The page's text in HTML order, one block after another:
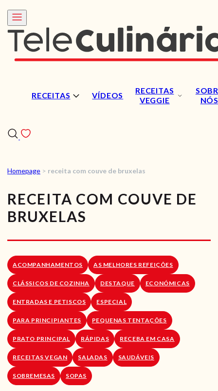
RECEITAS VÍDEOS
RECEITAS
VEGGIE
NÓS
RECEITAS
VÍDEOS
RECEITAS VEGGIE
LOJA ONLINE
BLOG
Homepage > receita com couve de bruxelas
RECEITA COM COUVE DE
BRUXELAS
ACOMPANHAMENTOS AS MELHORES REFEIÇÕES
CLÁSSICOS DE COZINHA DESTAQUE ECONÓMICAS
ENTRADAS E PETISCOS ESPECIAL
PARA PRINCIPIANTES PEQUENAS TENTAÇÕES
PRATO PRINCIPAL RÁPIDAS RECEBA EM CASA
RECEITAS VEGAN SALADAS SAUDÁVEIS
SOBREMESAS SOPAS